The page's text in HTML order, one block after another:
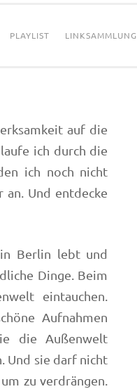
PLAYLIST LINKSAMMLUNG
auf die
ich durch die
ich noch nicht
an. Und entdecke
Berlin lebt und
Dinge. Beim
eintauchen.
Aufnahmen
die Außenwelt
Und sie darf nicht
zu verdrängen.